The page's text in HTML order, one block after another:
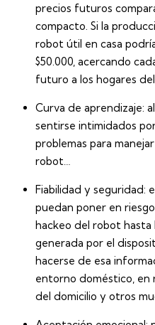
precios futuros
compacto. Si la
robot útil en casa
$50.000, acercando
futuro a los hogares
Curva de aprendizaje:
sentirse intimidados
problemas para
robot…
Fiabilidad y seguridad:
puedan poner en
hackeo del robot hasta
generada por el
hacerse de esa
entorno doméstico, en
del domicilio y otros